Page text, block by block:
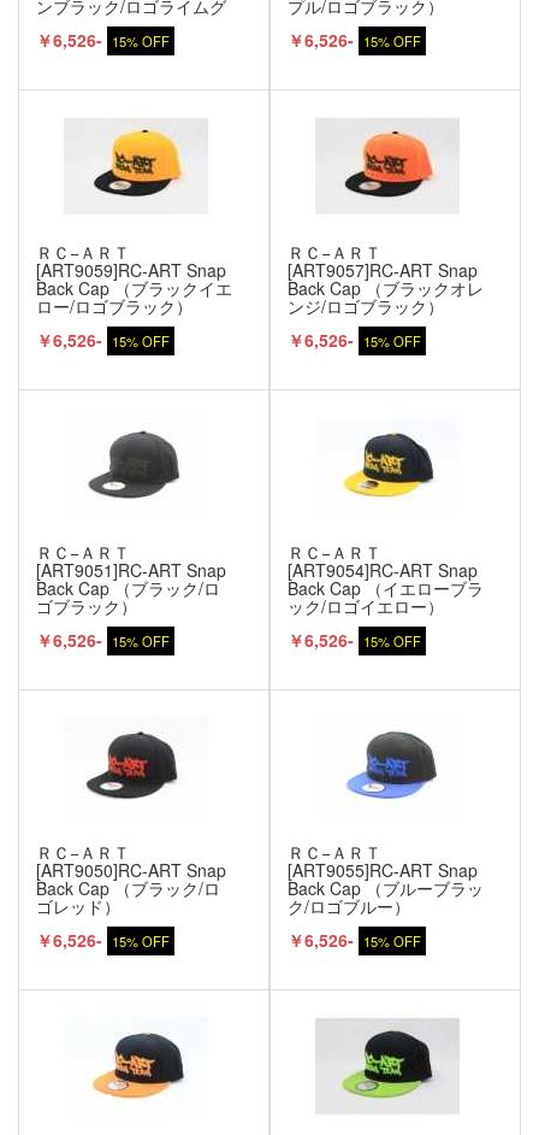
ンブラック/ロゴライムグ
￥6,526- 15% OFF
プル/ロゴブラック）
￥6,526- 15% OFF
ＲＣ−ＡＲＴ
[ART9059]RC-ART Snap
Back Cap （ブラックイエ
ロー/ロゴブラック）
￥6,526- 15% OFF
ＲＣ−ＡＲＴ
[ART9057]RC-ART Snap
Back Cap （ブラックオレ
ンジ/ロゴブラック）
￥6,526- 15% OFF
ＲＣ−ＡＲＴ
[ART9051]RC-ART Snap
Back Cap （ブラック/ロ
ゴブラック）
￥6,526- 15% OFF
ＲＣ−ＡＲＴ
[ART9054]RC-ART Snap
Back Cap （イエローブラ
ック/ロゴイエロー）
￥6,526- 15% OFF
ＲＣ−ＡＲＴ
[ART9050]RC-ART Snap
Back Cap （ブラック/ロ
ゴレッド）
￥6,526- 15% OFF
ＲＣ−ＡＲＴ
[ART9055]RC-ART Snap
Back Cap （ブルーブラッ
ク/ロゴブルー）
￥6,526- 15% OFF